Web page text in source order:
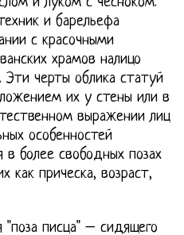
и барельефа
с красочными
храмов налицо
Эти черты облика статуй
их у стены или в
выражении лиц
особенностей
в более свободных позах
как прическа, возраст,
"поза писца" – сидящего